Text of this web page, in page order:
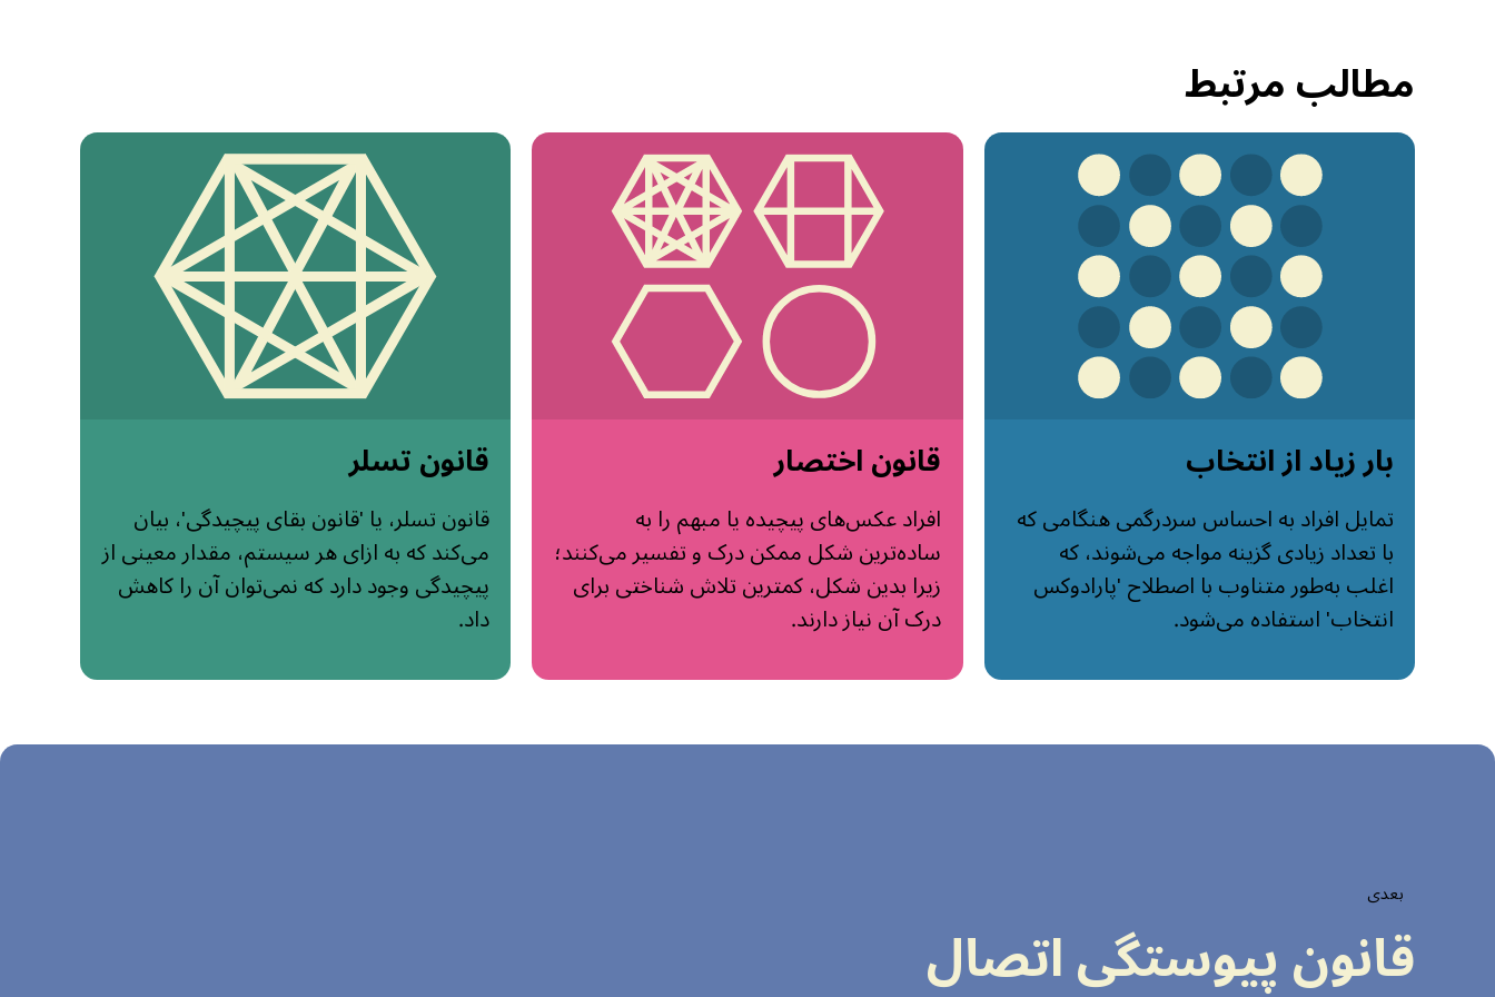
مطالب مرتبط
بار زیاد از انتخاب
تمایل افراد به احساس سردرگمی هنگامی که
با تعداد زیادی گزینه مواجه می‌شوند، که
اغلب به‌طور متناوب با اصطلاح 'پارادوکس
انتخاب' استفاده می‌شود.
قانون اختصار
افراد عکس‌های پیچیده یا مبهم را به
ساده‌ترین شکل ممکن درک و تفسیر می‌کنند؛
زیرا بدین شکل، کمترین تلاش شناختی برای
درک آن نیاز دارند.
قانون تسلر
قانون تسلر، یا 'قانون بقای پیچیدگی'، بیان
می‌کند که به ازای هر سیستم، مقدار معینی از
پیچیدگی وجود دارد که نمی‌توان آن را کاهش
داد.
بعدی
قانون پیوستگی اتصال